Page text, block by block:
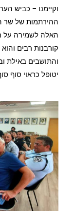
וקיימנו – כביש
ההירתמות של שר
קורבנות רבים
והתושבים באילת
יטופל כראוי סוף